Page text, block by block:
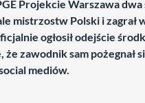
Projekcie Warszawa dwa
mistrzostw Polski i zagrał
ogłosił odejście
zawodnik sam pożegnał
mediów.